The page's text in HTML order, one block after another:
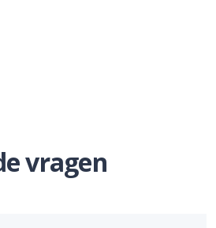
vragen